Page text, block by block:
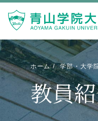
ホーム 学部・大学
教員